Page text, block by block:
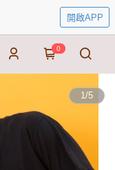
開啟APP
0
1/5